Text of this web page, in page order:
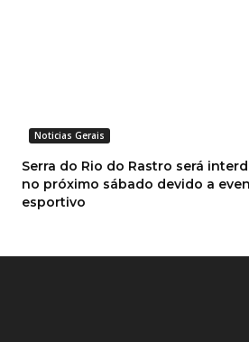
Noticias Gerais
Serra do Rio do Rastro será
no próximo sábado devido a
esportivo